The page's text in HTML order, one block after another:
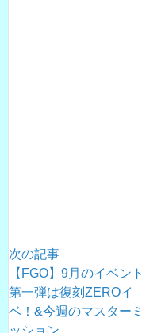
次の記事
【FGO】9月のイベント
第一弾は復刻ZEROイ
ベ！&今週のマスターミ
ッション